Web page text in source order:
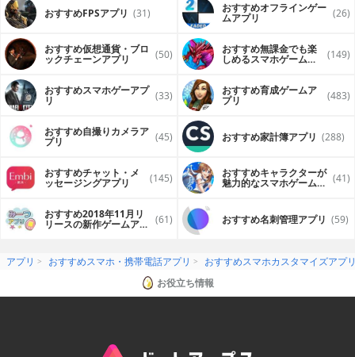
おすすめFPSアプリ (31) おすすめオフラインゲー
ムアプリ (26)
おすすめ仮想通貨・ブロ
ックチェーンアプリ (50) おすすめ無課金でも楽
しめるスマホゲームア (149)
おすすめスマホゲーアプ
リ (33) おすすめ育成ゲームア
プリ (483)
おすすめ自撮りカメラア
プリ (45) おすすめ家計簿アプリ (288)
おすすめチャット・メ
ッセージングアプリ (145) おすすめキャラクターが
魅力的なスマホゲームア (41)
おすすめ2018年11月リ
リースの新作ゲームアプ (61) おすすめ名刺管理アプリ (59)
アプリ おすすめスマホ・携帯電話アプリ
おすすめスマホカスタマイズアプ
お役立ち情報